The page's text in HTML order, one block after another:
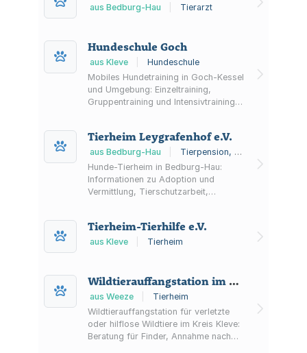
aus Bedburg-Hau Tierarzt
Hundeschule Goch
aus Kleve
Hundeschule
Mobiles Hundetraining in Goch-Kessel
und Umgebung: Einzeltraining,
Gruppentraining und Intensivtraining
Welpen- und Junghundegruppen.
Tierheim Leygrafenhof e.V.
aus Bedburg-Hau
Tierpension, Tierheim, Hundeverein
Hunde-Tierheim in Bedburg-Hau:
Informationen zu Adoption und
Vermittlung, Tierschutzarbeit,
nach Terminvereinbarung.
Tierheim-Tierhilfe e.V.
aus Kleve Tierheim
Wildtierauffangstation im Kreis Kleve e. V.
aus Weeze
Tierheim
Wildtierauffangstation für verletzte
oder hilflose Wildtiere im Kreis Kleve:
Beratung für Finder, Annahme nach